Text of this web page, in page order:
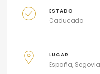
ESTADO
Caducado
LUGAR
España Segovia